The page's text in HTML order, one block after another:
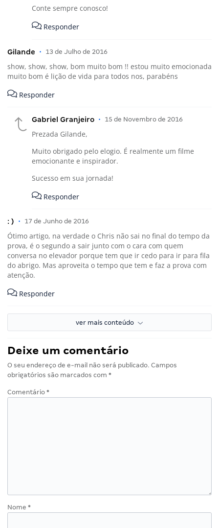
Conte sempre conosco!
Responder
Gilande • 13 de Julho de 2016
show, show, show, bom muito bom !! estou muito emocionada
muito bom é lição de vida para todos nos, parabéns
Responder
Gabriel Granjeiro • 15 de Novembro de 2016
Prezada Gilande,
Muito obrigado pelo elogio. É realmente um filme
emocionante e inspirador.
Sucesso em sua jornada!
Responder
: ) • 17 de Junho de 2016
Ótimo artigo, na verdade o Chris não sai no final do tempo da
prova, é o segundo a sair junto com o cara com quem
conversa no elevador porque tem que ir cedo para ir para fila
do abrigo. Mas aproveita o tempo que tem e faz a prova com
atenção.
Responder
ver mais conteúdo
Deixe um comentário
O seu endereço de e-mail não será publicado. Campos
obrigatórios são marcados com *
Comentário *
Nome *